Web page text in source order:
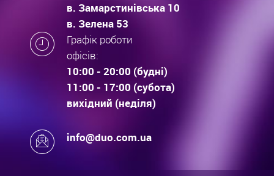
в. Замарстинівська 10
в. Зелена 53
Графік роботи
офісів:
10:00 - 20:00 (будні)
11:00 - 17:00 (субота)
вихідний (неділя)
info@duo.com.ua